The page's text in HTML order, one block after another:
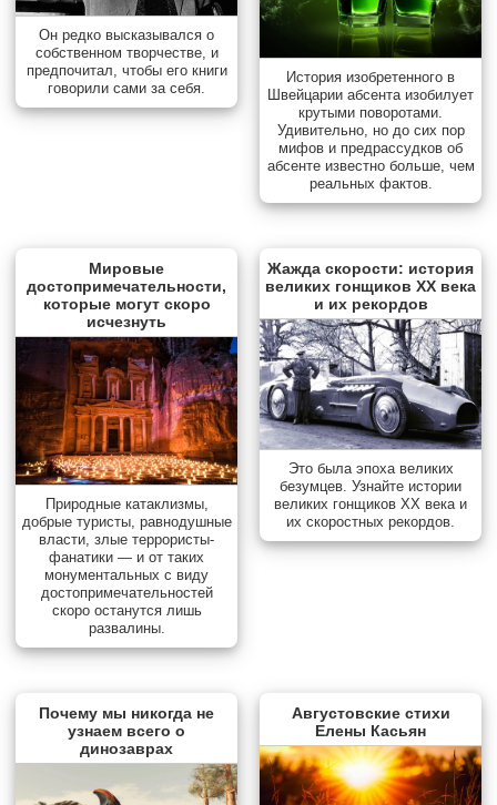
Он редко высказывался о
собственном творчестве, и
предпочитал, чтобы его книги
говорили сами за себя.
История изобретенного в
Швейцарии абсента изобилует
крутыми поворотами.
Удивительно, но до сих пор
мифов и предрассудков об
абсенте известно больше, чем
реальных фактов.
Мировые
достопримечательности,
которые могут скоро
исчезнуть
Природные катаклизмы,
добрые туристы, равнодушные
власти, злые террористы-
фанатики — и от таких
монументальных с виду
достопримечательностей
скоро останутся лишь
развалины.
Жажда скорости: история
великих гонщиков XX века
и их рекордов
Это была эпоха великих
безумцев. Узнайте истории
великих гонщиков XX века и
их скоростных рекордов.
Почему мы никогда не
узнаем всего о
динозаврах
Августовские стихи
Елены Касьян